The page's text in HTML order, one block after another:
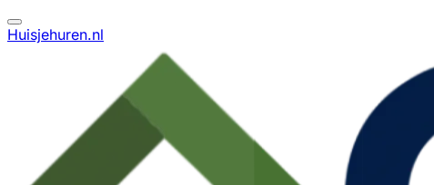
Huisjehuren.nl